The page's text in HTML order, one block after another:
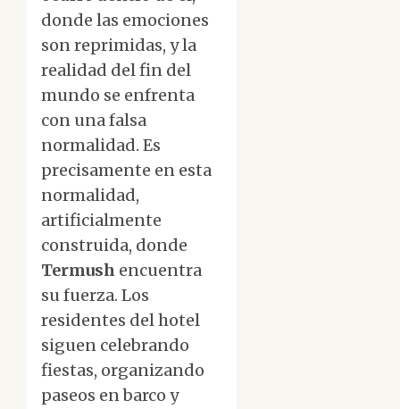
donde las emociones
son reprimidas, y la
realidad del fin del
mundo se enfrenta
con una falsa
normalidad. Es
precisamente en esta
normalidad,
artificialmente
construida, donde
Termush encuentra
su fuerza. Los
residentes del hotel
siguen celebrando
fiestas, organizando
paseos en barco y